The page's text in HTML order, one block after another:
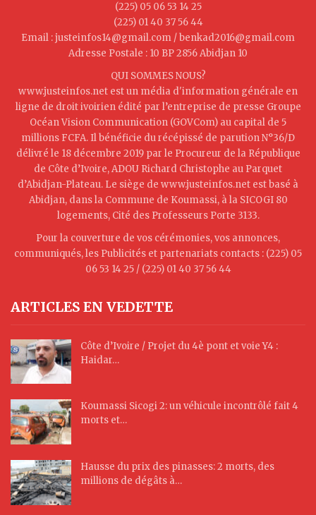
(225) 05 06 53 14 25
(225) 01 40 37 56 44
Email : justeinfos14@gmail.com / benkad2016@gmail.com
Adresse Postale : 10 BP 2856 Abidjan 10
QUI SOMMES NOUS?
www.justeinfos.net est un média d'information générale en
ligne de droit ivoirien édité par l’entreprise de presse Groupe
Océan Vision Communication (GOVCom) au capital de 5
millions FCFA. Il bénéficie du récépissé de parution N°36/D
délivré le 18 décembre 2019 par le Procureur de la République
de Côte d’Ivoire, ADOU Richard Christophe au Parquet
d’Abidjan-Plateau. Le siège de www.justeinfos.net est basé à
Abidjan, dans la Commune de Koumassi, à la SICOGI 80
logements, Cité des Professeurs Porte 3133.
Pour la couverture de vos cérémonies, vos annonces,
communiqués, les Publicités et partenariats contacts : (225) 05
06 53 14 25 / (225) 01 40 37 56 44
ARTICLES EN VEDETTE
Côte d’Ivoire / Projet du 4è pont et voie Y4 :
Haidar…
Koumassi Sicogi 2: un véhicule incontrôlé fait 4
morts et…
Hausse du prix des pinasses: 2 morts, des
millions de dégâts à…